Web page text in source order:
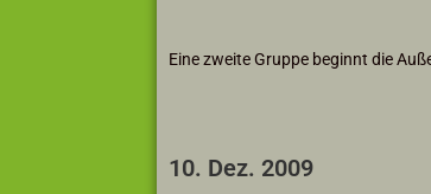
Eine zweite Gruppe beginnt die
10. Dez. 2009